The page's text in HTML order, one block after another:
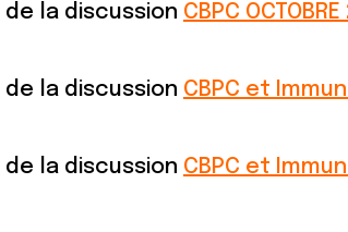
de la discussion CBPC OCTOBRE
de la discussion CBPC et
de la discussion CBPC et